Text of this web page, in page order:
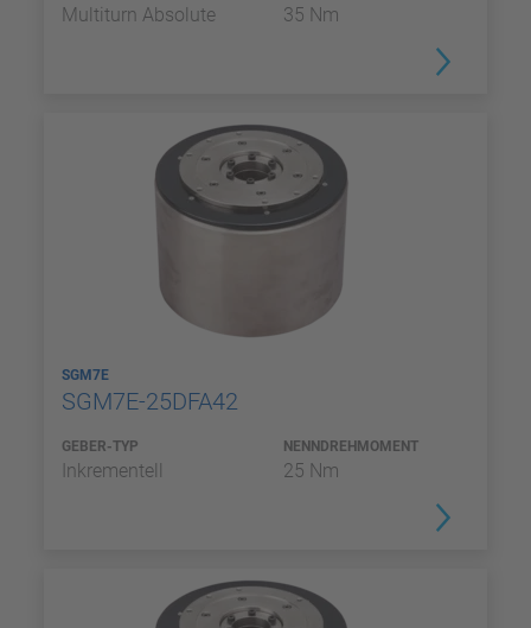
Multiturn Absolute 35 Nm
SGM7E
SGM7E-25DFA42
GEBER-TYP
Inkrementell
NENNDREHMOMENT
25 Nm